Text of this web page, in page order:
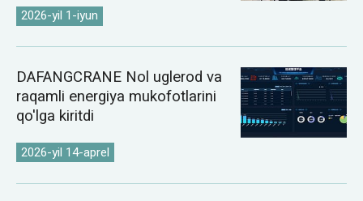
2026-yil 1-iyun
DAFANGCRANE Nol uglerod va
raqamli energiya mukofotlarini
qo'lga kiritdi
2026-yil 14-aprel